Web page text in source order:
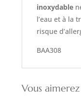
inoxydable
l’eau et à la
risque
BAA308
Vous